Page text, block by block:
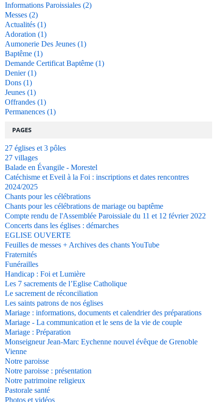
PAGES
27 églises et 3 pôles
27 villages
Balade en Évangile - Morestel
Catéchisme et Eveil à la Foi : inscriptions et dates rencontres
2024/2025
Chants pour les célébrations
Chants pour les célébrations de mariage ou baptême
Compte rendu de l'Assemblée Paroissiale du 11 et 12 février 2022
Concerts dans les églises : démarches
EGLISE OUVERTE
Feuilles de messes + Archives des chants YouTube
Fraternités
Funérailles
Handicap : Foi et Lumière
Les 7 sacrements de l’Eglise Catholique
Le sacrement de réconciliation
Les saints patrons de nos églises
Mariage : informations, documents et calendrier des préparations
Mariage - La communication et le sens de la vie de couple
Mariage : Préparation
Monseigneur Jean-Marc Eychenne nouvel évêque de Grenoble
Vienne
Notre paroisse
Notre paroisse : présentation
Notre patrimoine religieux
Pastorale santé
Photos et vidéos
Informations Paroissiales (2)
Messes (2)
Actualités (1)
Adoration (1)
Aumonerie Des Jeunes (1)
Baptême (1)
Demande Certificat Baptême (1)
Denier(1)
Dons (1)
Jeunes (1)
Offrandes (1)
Permanences (1)